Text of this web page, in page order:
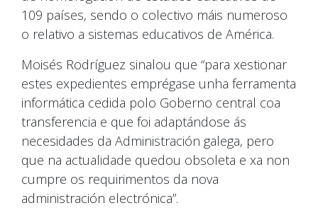
109 países, sendo o colectivo máis numeroso
o relativo a sistemas educativos de América.
Moisés Rodríguez sinalou que “para xestionar
estes expedientes emprégase unha ferramenta
informática cedida polo Goberno central coa
transferencia e que foi adaptándose ás
necesidades da Administración galega, pero
que na actualidade quedou obsoleta e xa non
cumpre os requirimentos da nova
administración electrónica”.